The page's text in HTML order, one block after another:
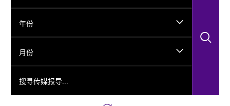
年份
月份